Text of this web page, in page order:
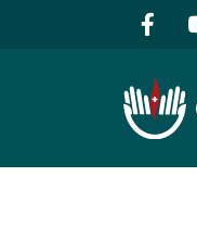
Salta al contenuto